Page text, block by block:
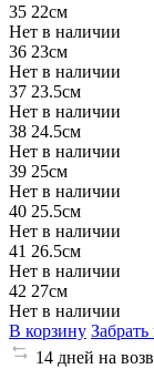
35 22см
Нет в наличии
36 23см
Нет в наличии
37 23.5см
Нет в наличии
38 24.5см
Нет в наличии
39 25см
Нет в наличии
40 25.5см
Нет в наличии
41 26.5см
Нет в наличии
42 27см
Нет в наличии
В корзину
14 дней на